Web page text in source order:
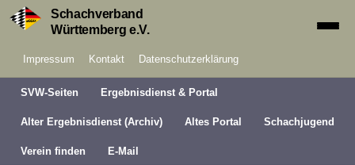
Schachverband
Württemberg e.V.
Impressum Kontakt Datenschutzerklärung
SVW-Seiten Ergebnisdienst & Portal
Alter Ergebnisdienst (Archiv) Altes Portal Schachjugend
Verein finden E-Mail